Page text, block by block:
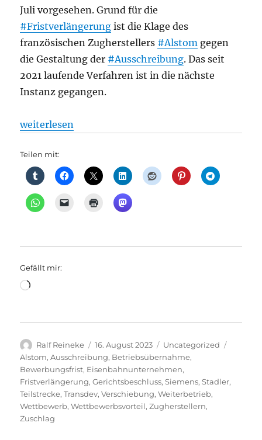
Juli vorgesehen. Grund für die
#Fristverlängerung ist die Klage des
französischen Zugherstellers #Alstom gegen
die Gestaltung der #Ausschreibung. Das seit
2021 laufende Verfahren ist in die nächste
Instanz gegangen.
„S-Bahn Berlin: Eine Ausschreibung, die keine ist,
weiterlesen
Teilen mit:
Gefällt mir:
Wird
Autor
Ralf Reineke
Veröffentlicht
am
16. August 2023 Kategorien
Uncategorized
Alstom,Ausschreibung, Betriebsübernahme,
Bewerbungsfrist, Eisenbahnunternehmen,
Fristverlängerung,Gerichtsbeschluss,Siemens,Stadler,
Teilstrecke,Transdev,Verschiebung,Weiterbetrieb,
Wettbewerb,Wettbewerbsvorteil,Zugherstellern,
Zuschlag